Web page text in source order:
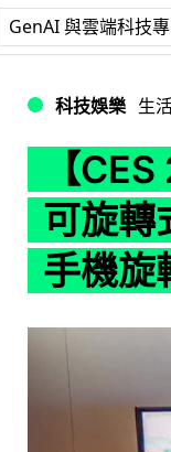
GenAI 與雲端科技
科技娛樂 生
【
可旋轉
手機旋